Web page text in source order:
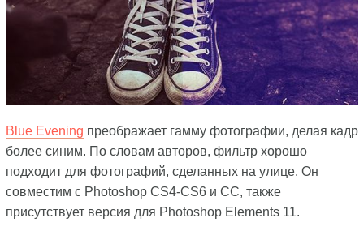
Blue Evening преображает гамму фотографии, делая кадр
более синим. По словам авторов, фильтр хорошо
подходит для фотографий, сделанных на улице. Он
совместим с Photoshop CS4-CS6 и CC, также
присутствует версия для Photoshop Elements 11.